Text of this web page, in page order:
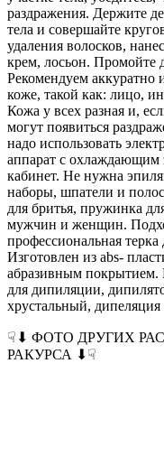
раздражения. Держите
тела и совершайте
удаления волосков,
крем, лосьон. Промойте
Рекомендуем аккуратно
коже, такой как: лицо,
Кожа у всех разная и,
могут появиться
надо использовать
аппарат с охлаждающим
кабинет. Не нужна
наборы, шпатели и
для бритья, пружинка
мужчин и женщин.
профессиональная
Изготовлен из abs-
абразивным покрытием.
для дипиляции,
хрустальный, дипеляция
☟⬇ ФОТО ДРУГИХ
РАКУРСА ⬇☟